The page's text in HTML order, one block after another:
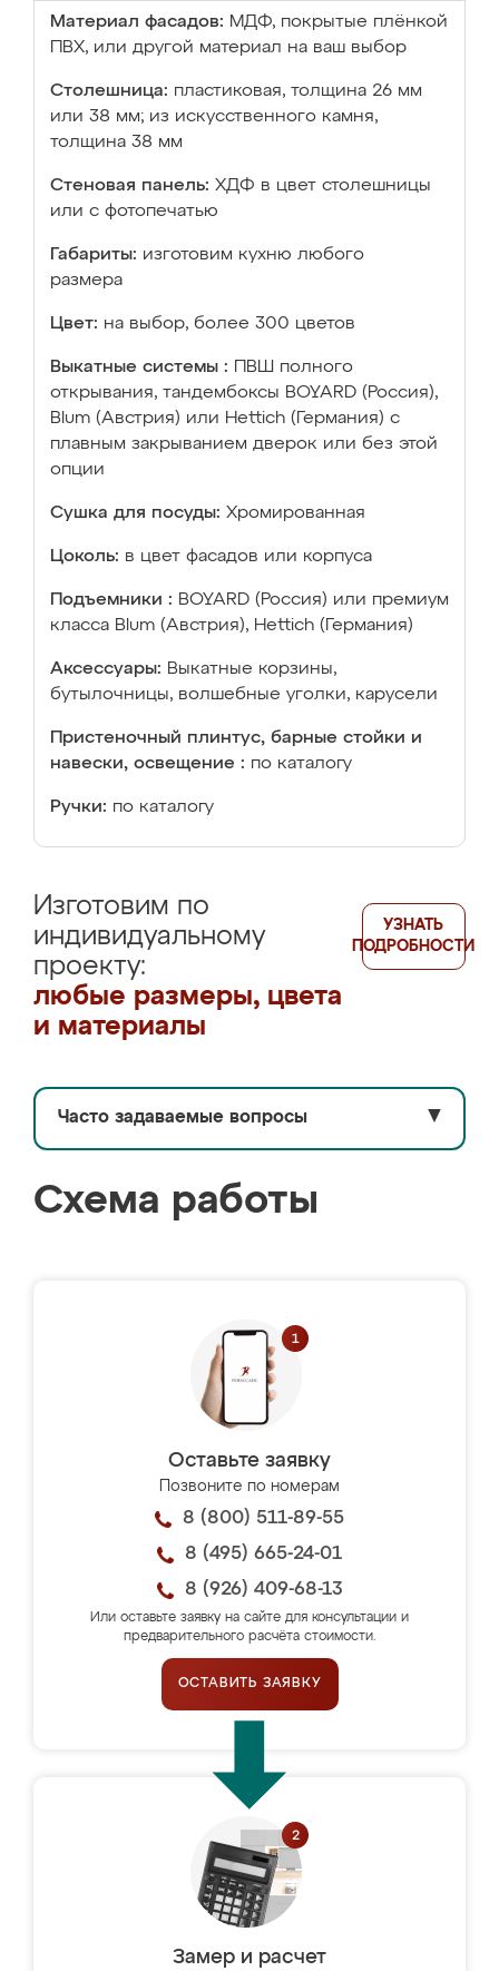
Материал фасадов: МДФ, покрытые плёнкой
ПВХ, или другой материал на ваш выбор
Столешница: пластиковая, толщина 26 мм
или 38 мм; из искусственного камня,
толщина 38 мм
Стеновая панель: ХДФ в цвет столешницы
или с фотопечатью
Габариты: изготовим кухню любого
размера
Цвет: на выбор, более 300 цветов
Выкатные системы :
ПВШ полного
открывания, тандембоксы BOYARD (Россия),
Blum (Австрия) или Hettich (Германия) с
плавным закрыванием дверок или без этой
опции
Сушка для посуды: Хромированная
Цоколь: в цвет фасадов или корпуса
Подъемники : BOYARD (Россия) или премиум
класса Blum (Австрия), Hettich (Германия)
Аксессуары: Выкатные корзины,
бутылочницы, волшебные уголки, карусели
Пристеночный плинтус, барные стойки и
навески, освещение : по каталогу
Ручки: по каталогу
Изготовим по
индивидуальному
проекту:
любые размеры, цвета
и материалы
УЗНАТЬ
ПОДРОБНОСТИ
Часто задаваемые вопросы ▼
Схема работы
Оставьте заявку
Позвоните по номерам
8 (800) 511-89-55
8 (495) 665-24-01
8 (926) 409-68-13
Или оставьте заявку на сайте для консультации и
предварительного расчёта стоимости.
ОСТАВИТЬ ЗАЯВКУ
Замер и расчет